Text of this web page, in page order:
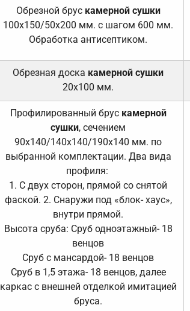
Обрезной брус камерной сушки
100х150/50х200 мм. с шагом 600 мм.
Обработка антисептиком.
Обрезная доска камерной сушки
20х100 мм.
Профилированный брус камерной
сушки, сечением
90х140/140х140/190х140 мм. по
выбранной комплектации. Два вида
профиля:
1. С двух сторон, прямой со снятой
фаской. 2. Снаружи под «блок- хаус»,
внутри прямой.
Высота сруба: Сруб одноэтажный- 18
венцов
Сруб с мансардой- 18 венцов
Сруб в 1,5 этажа- 18 венцов, далее
каркас с внешней отделкой имитацией
бруса.